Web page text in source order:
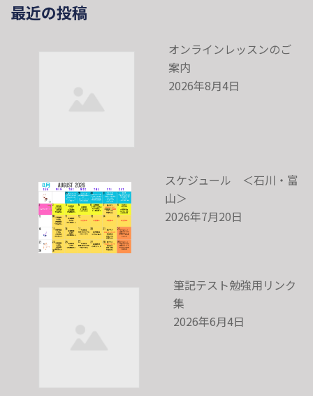
最近の投稿
オンラインレッスンのご
案内
2026年8月4日
スケジュール ＜石川・富
山＞
2026年7月20日
筆記テスト勉強用リンク
集
2026年6月4日